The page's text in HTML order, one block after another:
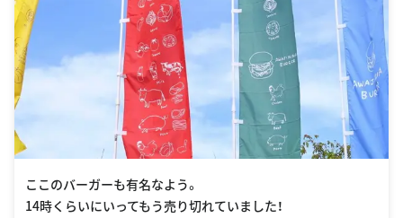
ここのバーガーも有名なよう。
14時くらいにいってもう売り切れていました！